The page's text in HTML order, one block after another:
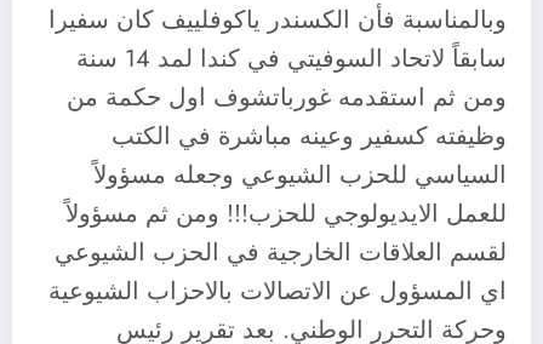
وبالمناسبة فأن الكسندر ياكوفلييف كان سفيرا
سابقاً لاتحاد السوفيتي في كندا لمد 14 سنة
ومن ثم استقدمه غورباتشوف اول حكمة من
وظيفته كسفير وعينه مباشرة في الكتب
السياسي للحزب الشيوعي وجعله مسؤولاً
للعمل الايديولوجي للحزب!!! ومن ثم مسؤولاً
لقسم العلاقات الخارجية في الحزب الشيوعي
اي المسؤول عن الاتصالات بالاحزاب الشيوعية
وحركة التحرر الوطني. بعد تقرير رئيس